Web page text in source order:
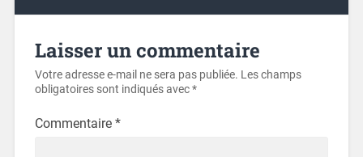
Laisser un commentaire
Votre adresse e-mail ne sera pas publiée. Les champs
obligatoires sont indiqués avec*
Commentaire *